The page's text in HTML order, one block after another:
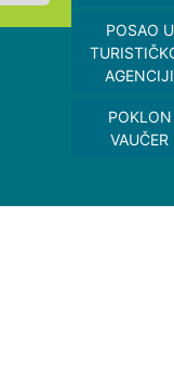
POSAO U
AGENCIJI
POKLON
VAUČER